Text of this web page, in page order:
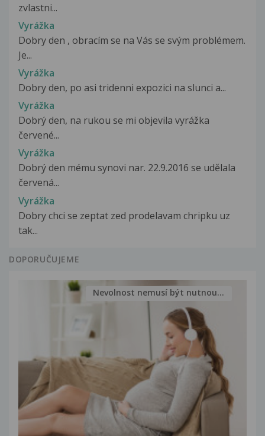
zvlastni...
Vyrážka
Dobry den , obracím se na Vás se svým problémem.
Je...
Vyrážka
Dobry den, po asi tridenni expozici na slunci a...
Vyrážka
Dobrý den, na rukou se mi objevila vyrážka
červené...
Vyrážka
Dobrý den mému synovi nar. 22.9.2016 se udělala
červená...
Vyrážka
Dobry chci se zeptat zed prodelavam chripku uz
tak...
DOPORUČUJEME
Nevolnost nemusí být nutnou...